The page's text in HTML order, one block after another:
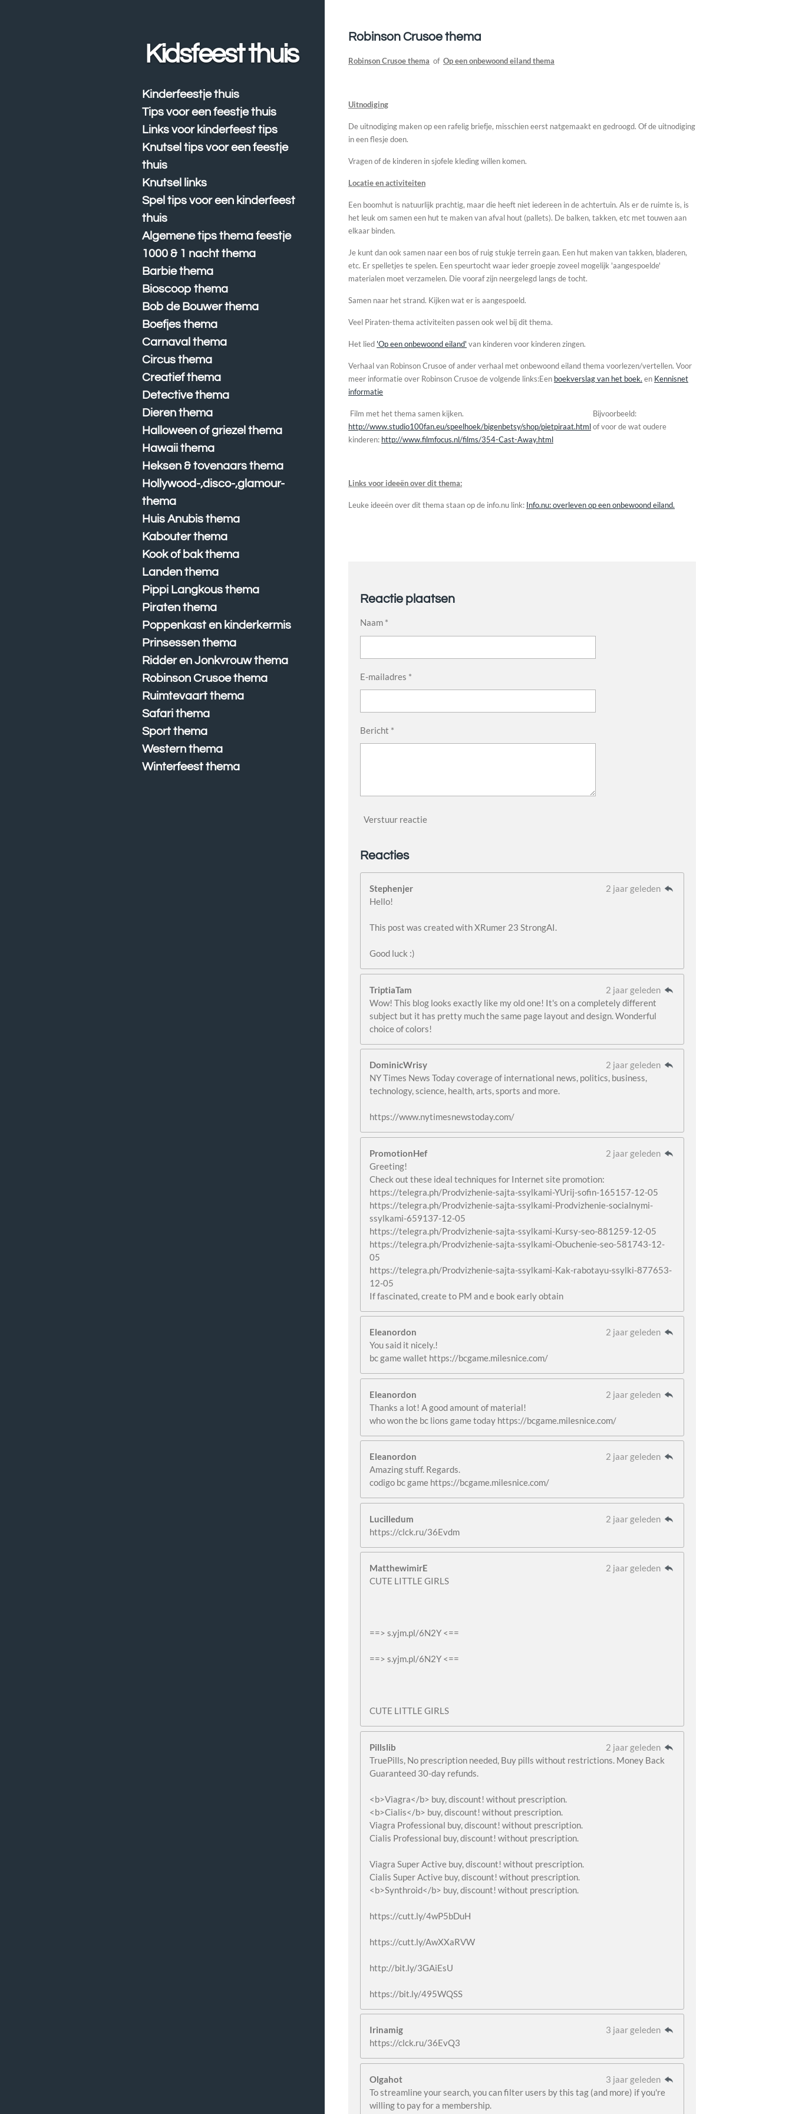
Robinson Crusoe thema
Robinson Crusoe thema ofOp een onbewoond eiland thema
Uitnodiging
De uitnodiging maken op een rafelig briefje, misschien eerst natgemaakt en gedroogd. Of de uitnodiging
in een flesje doen.
Vragen of de kinderen in sjofele kleding willen komen.
Locatie en activiteiten
Een boomhut is natuurlijk prachtig, maar die heeft niet iedereen in de achtertuin. Als er de ruimte is, is
het leuk om samen een hut te maken van afval hout (pallets). De balken, takken, etc met touwen aan
elkaar binden.
Je kunt dan ook samen naar een bos of ruig stukje terrein gaan. Een hut maken van takken, bladeren,
etc. Erspelletjes te spelen. Een speurtocht waar ieder groepje zoveel mogelijk 'aangespoelde'
materialen moet verzamelen. Die vooraf zijn neergelegd langs de tocht.
Samen naar het strand. Kijken wat er is aangespoeld.
Veel Piraten-thema activiteiten passen ook wel bij dit thema.
Het lied 'Op een onbewoond eiland' van kinderen voor kinderen zingen.
Verhaal van Robinson Crusoe of ander verhaal met onbewoond eiland thema voorlezen/vertellen.Voor
meer informatie over Robinson Crusoe de volgende links:Een boekverslag van het boek. en Kennisnet
informatie
Film met het thema samen kijken. Bijvoorbeeld:
http://www.studio100fan.eu/speelhoek/bigenbetsy/shop/pietpiraat.htmlof voor de wat oudere
kinderen: http://www.filmfocus.nl/films/354-Cast-Away.html
Links voor ideeën over dit thema:
Leuke ideeën over dit thema staan op de info.nu link: Info.nu: overleven op een onbewoond eiland.
Reactie plaatsen
Naam *
E-mailadres *
Bericht *
Verstuur reactie
Reacties
Stephenjer
2 jaar geleden
Hello!
This post was created with XRumer 23 StrongAI.
Good luck :)
TriptiaTam
2 jaar geleden
Wow! This blog looks exactly like my old one! It's on a completely different
subject but it has pretty much the same page layout and design. Wonderful
choice of colors!
DominicWrisy
2 jaar geleden
NY Times News Today coverage of international news, politics, business,
technology, science, health, arts, sports and more.
https://www.nytimesnewstoday.com/
PromotionHef
2 jaar geleden
Greeting!
Check out these ideal techniques for Internet site promotion:
https://telegra.ph/Prodvizhenie-sajta-ssylkami-YUrij-sofin-165157-12-05
https://telegra.ph/Prodvizhenie-sajta-ssylkami-Prodvizhenie-socialnymi-
ssylkami-659137-12-05
https://telegra.ph/Prodvizhenie-sajta-ssylkami-Kursy-seo-881259-12-05
https://telegra.ph/Prodvizhenie-sajta-ssylkami-Obuchenie-seo-581743-12-
05
https://telegra.ph/Prodvizhenie-sajta-ssylkami-Kak-rabotayu-ssylki-877653-
12-05
If fascinated, create to PM and e book early obtain
Eleanordon
2 jaar geleden
You said it nicely.!
bc game wallet https://bcgame.milesnice.com/
Eleanordon
2 jaar geleden
Thanks a lot! A good amount of material!
who won the bc lions game today https://bcgame.milesnice.com/
Eleanordon
2 jaar geleden
Amazing stuff. Regards.
codigo bc game https://bcgame.milesnice.com/
Lucilledum
2 jaar geleden
https://clck.ru/36Evdm
MatthewimirE
2 jaar geleden
CUTE LITTLE GIRLS
==> s.yjm.pl/6N2Y <==
==> s.yjm.pl/6N2Y <==
CUTE LITTLE GIRLS
Pillslib
2 jaar geleden
TruePills, No prescription needed, Buy pills without restrictions. Money Back
Guaranteed 30-day refunds.
<b>Viagra</b> buy, discount! without prescription.
<b>Cialis</b> buy, discount! without prescription.
Viagra Professional buy, discount! without prescription.
Cialis Professional buy, discount! without prescription.
Viagra Super Active buy, discount! without prescription.
Cialis Super Active buy, discount! without prescription.
<b>Synthroid</b> buy, discount! without prescription.
https://cutt.ly/4wP5bDuH
https://cutt.ly/AwXXaRVW
http://bit.ly/3GAiEsU
https://bit.ly/495WQSS
Irinamig
3 jaar geleden
https://clck.ru/36EvQ3
Olgahot
3 jaar geleden
To streamline your search, you can filter users by this tag (and more) if you're
willing to pay for a membership.
Kidsfeest thuis
Kinderfeestje thuis
Tips voor een feestje thuis
Links voor kinderfeest tips
Knutsel tips voor een feestje
thuis
Knutsel links
Spel tips voor een kinderfeest
thuis
Algemene tips thema feestje
1000 & 1 nacht thema
Barbie thema
Bioscoop thema
Bob de Bouwer thema
Boefjes thema
Carnaval thema
Circus thema
Creatief thema
Detective thema
Dieren thema
Halloween of griezel thema
Hawaii thema
Heksen & tovenaars thema
Hollywood-,disco-,glamour-
thema
Huis Anubis thema
Kabouter thema
Kook of bak thema
Landen thema
Pippi Langkous thema
Piraten thema
Poppenkast en kinderkermis
Prinsessen thema
Ridder en Jonkvrouw thema
Robinson Crusoe thema
Ruimtevaart thema
Safari thema
Sport thema
Western thema
Winterfeest thema